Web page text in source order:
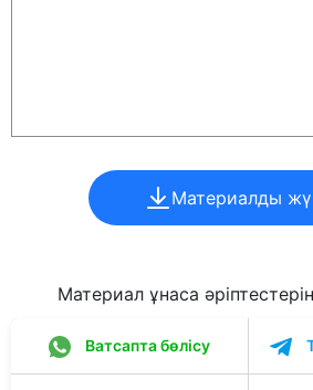
Материалды
Материал ұнаса
Ватсапта бөлісу